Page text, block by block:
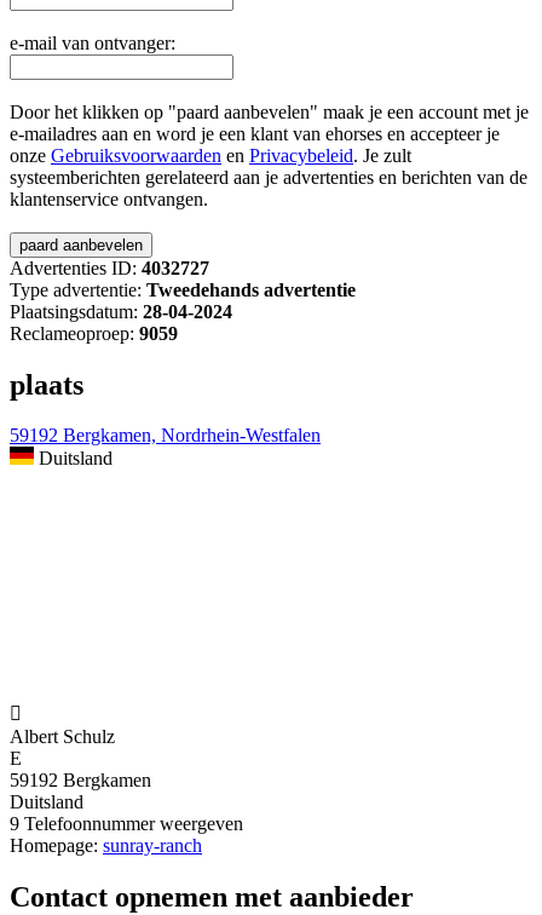
e-mail van ontvanger:
Door het klikken op "paard aanbevelen" maak je een account met je
e-mailadres aan en word je een klant van ehorses en accepteer je
onze Gebruiksvoorwaarden en Privacybeleid. Je zult
systeemberichten gerelateerd aan je advertenties en berichten van de
klantenservice ontvangen.
Advertenties ID: 4032727
Type advertentie: Tweedehands advertentie
Plaatsingsdatum: 28-04-2024
Reclameoproep: 9059
plaats
59192 Bergkamen, Nordrhein-Westfalen
Duitsland

Albert Schulz
E
59192 Bergkamen
Duitsland
9 Telefoonnummer weergeven
Homepage: sunray-ranch
Contact opnemen met aanbieder